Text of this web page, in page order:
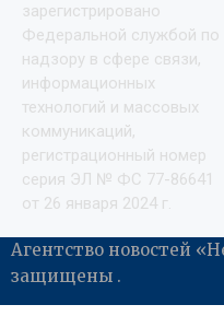
регистрационный номер
серия ЭЛ № ФС 77-86641
от 26 января 2024 г.
Агентство новостей
защищены .